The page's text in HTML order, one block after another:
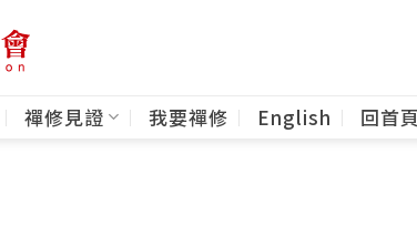
禪修見證 我要禪修 English 回首